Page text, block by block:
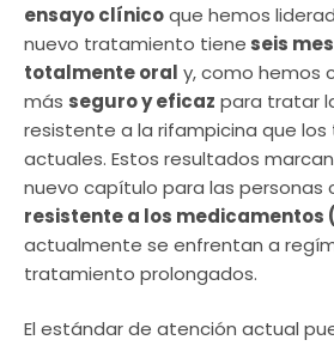
ensayo clínicoque hemos
nuevo tratamiento tiene seis
totalmente oral y, como hemos
más seguro y eficaz para tratar
resistente a la rifampicina que
actuales. Estos resultados
nuevo capítulo para las personas
resistente a los medicamentos
actualmente se enfrentan a
tratamiento prolongados.
El estándar de atención actual